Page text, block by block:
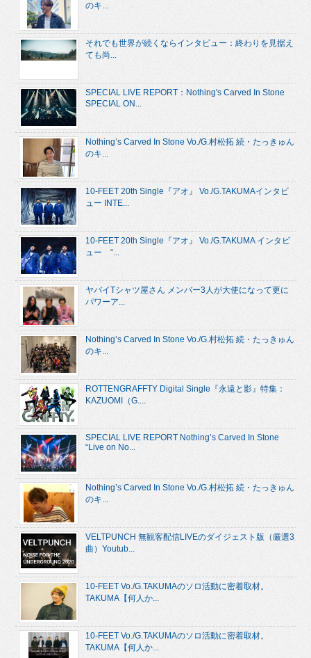
のキ...
それでも世界が続くならインタビュー：終わりを見据え
ても尚...
SPECIAL LIVE REPORT：Nothing's Carved In Stone
SPECIAL ON...
Nothing’s Carved In Stone Vo./G.村松拓 続・たっきゅん
のキ...
10-FEET 20th Single『アオ』 Vo./G.TAKUMAインタビ
ュー INTE...
10-FEET 20th Single『アオ』 Vo./G.TAKUMA インタビ
ュー “...
ヤバイTシャツ屋さん メンバー3人が大使になって更に
パワーア...
Nothing’s Carved In Stone Vo./G.村松拓 続・たっきゅん
のキ...
ROTTENGRAFFTY Digital Single『永遠と影』特集：
KAZUOMI（G....
SPECIAL LIVE REPORT Nothing’s Carved In Stone
“Live on No...
Nothing’s Carved In Stone Vo./G.村松拓 続・たっきゅん
のキ...
VELTPUNCH 無観客配信LIVEのダイジェスト版（厳選3
曲）Youtub...
10-FEET Vo./G.TAKUMAのソロ活動に密着取材。
TAKUMA【何人か...
10-FEET Vo./G.TAKUMAのソロ活動に密着取材。
TAKUMA【何人か...